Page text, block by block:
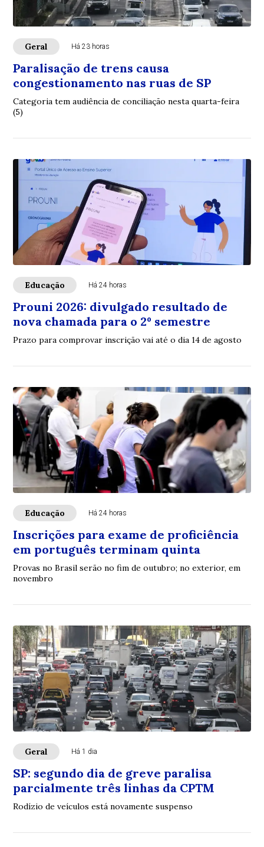
Geral Há 23 horas
Paralisação de trens causa
congestionamento nas ruas de SP
Categoria tem audiência de conciliação nesta quarta-feira
(5)
Educação Há 24 horas
Prouni 2026: divulgado resultado de
nova chamada para o 2º semestre
Prazo para comprovar inscrição vai até o dia 14 de agosto
Educação Há 24 horas
Inscrições para exame de proficiência
em português terminam quinta
Provas no Brasil serão no fim de outubro; no exterior, em
novembro
Geral Há 1 dia
SP: segundo dia de greve paralisa
parcialmente três linhas da CPTM
Rodízio de veículos está novamente suspenso